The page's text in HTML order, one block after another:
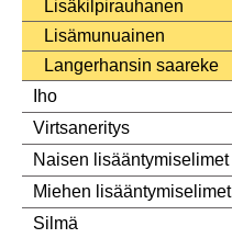
Lisäkilpirauhanen
Lisämunuainen
Langerhansin saareke
Iho
Virtsaneritys
Naisen lisääntymiselimet
Miehen lisääntymiselimet
Silmä